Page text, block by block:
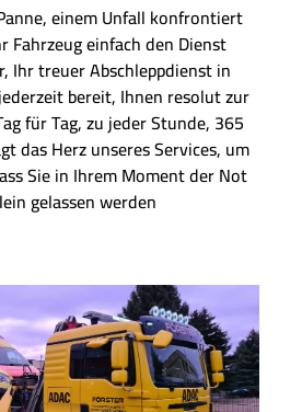
einem Unfall konfrontiert
Fahrzeug einfach den Dienst
Ihr treuer Abschleppdienst in
bereit, Ihnen resolut zur
für Tag, zu jeder Stunde, 365
das Herz unseres Services, um
Sie in Ihrem Moment der Not
gelassen werden